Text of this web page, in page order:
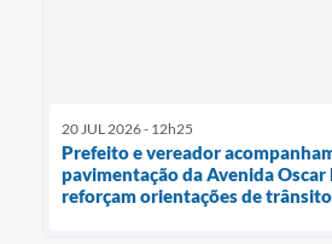
20 JUL 2026 - 12h25
Prefeito e vereador
pavimentação da Avenida Oscar
reforçam orientações de trânsito